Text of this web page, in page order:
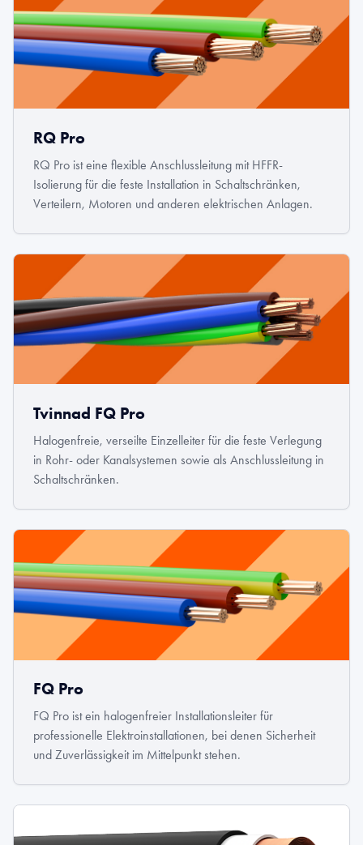
RQ Pro
RQ Pro ist eine flexible Anschlussleitung mit HFFR-
Isolierung für die feste Installation in Schaltschränken,
Verteilern, Motoren und anderen elektrischen Anlagen.
Tvinnad FQ Pro
Halogenfreie, verseilte Einzelleiter für die feste Verlegung
in Rohr- oder Kanalsystemen sowie als Anschlussleitung in
Schaltschränken.
FQ Pro
FQ Pro ist ein halogenfreier Installationsleiter für
professionelle Elektroinstallationen, bei denen Sicherheit
und Zuverlässigkeit im Mittelpunkt stehen.